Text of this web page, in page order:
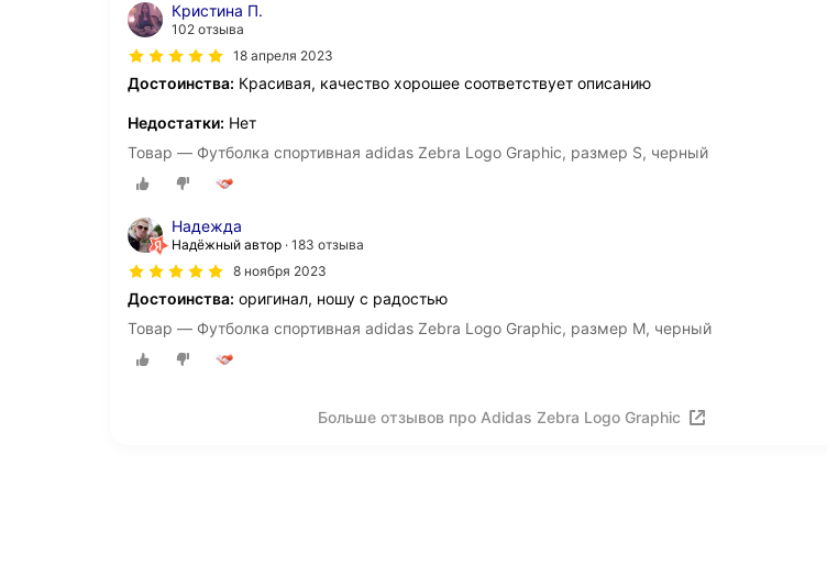
Кристина П.
102 отзыва
18 апреля 2023
Достоинства: Красивая, качество хорошее соответствует описанию
Недостатки: Нет
Товар — Футболка спортивная adidas Zebra Logo Graphic, размер S, черный
Надежда
Надёжный автор 183 отзыва
8 ноября 2023
Достоинства: оригинал, ношу с радостью
Товар — Футболка спортивная adidas Zebra Logo Graphic, размер M, черный
Больше отзывов про Adidas Zebra Logo Graphic